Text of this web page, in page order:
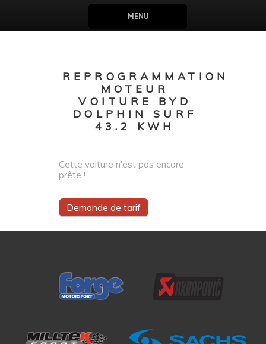
MENU
REPROGRAMMATION
MOTEUR
VOITURE BYD
DOLPHIN SURF
43.2 KWH
Cette voiture n'est pas encore
prête !
Demande de tarif